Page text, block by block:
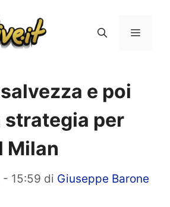
Menu
e poi
strategia per
Milan
15:59 di Giuseppe Barone